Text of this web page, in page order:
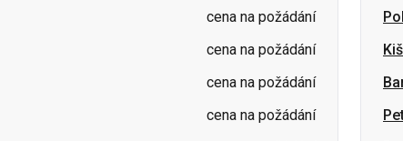
cena na požádání
cena na požádání
cena na požádání
cena na požádání